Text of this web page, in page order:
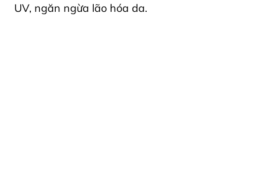
UV, ngăn ngừa lão hóa da.